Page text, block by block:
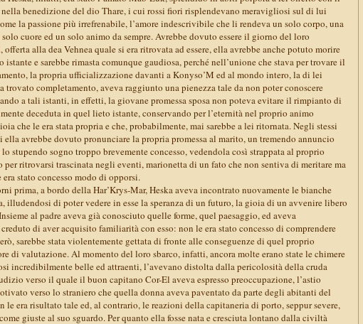
benedizione del dio Thare, i cui rossi fiori risplendevano meravigliosi sul di lui
la passione più irrefrenabile, l’amore indescrivibile che li rendeva un solo corpo, una
cuore ed un solo animo da sempre. Avrebbe dovuto essere il giorno del loro
alla dea Vehnea quale si era ritrovata ad essere, ella avrebbe anche potuto morire
istante e sarebbe rimasta comunque gaudiosa, perché nell’unione che stava per trovare il
la propria ufficializzazione davanti a Konyso’M ed al mondo intero, la di lei
trovato completamento, aveva raggiunto una pienezza tale da non poter conoscere
a tali istanti, in effetti, la giovane promessa sposa non poteva evitare il rimpianto di
deceduta in quel lieto istante, conservando per l’eternità nel proprio animo
che le era stata propria e che, probabilmente, mai sarebbe a lei ritornata. Negli stessi
avrebbe dovuto pronunciare la propria promessa al marito, un tremendo annuncio
stupendo sogno troppo brevemente concesso, vedendola così strappata al proprio
per ritrovarsi trascinata negli eventi, marionetta di un fato che non sentiva di meritare ma
stato concesso modo di opporsi.
prima, a bordo della Har’Krys-Mar, Heska aveva incontrato nuovamente le bianche
illudendosi di poter vedere in esse la speranza di un futuro, la gioia di un avvenire libero
al padre aveva già conosciuto quelle forme, quel paesaggio, ed aveva
di aver acquisito familiarità con esso: non le era stato concesso di comprendere
sarebbe stata violentemente gettata di fronte alle conseguenze di quel proprio
di valutazione. Al momento del loro sbarco, infatti, ancora molte erano state le chimere
incredibilmente belle ed attraenti, l’avevano distolta dalla pericolosità della cruda
verso il quale il buon capitano Cor-El aveva espresso preoccupazione, l’astio
verso lo straniero che quella donna aveva paventato da parte degli abitanti del
le era risultato tale ed, al contrario, le reazioni della capitaneria di porto, seppur severe,
giuste al suo sguardo. Per quanto ella fosse nata e cresciuta lontano dalla civiltà